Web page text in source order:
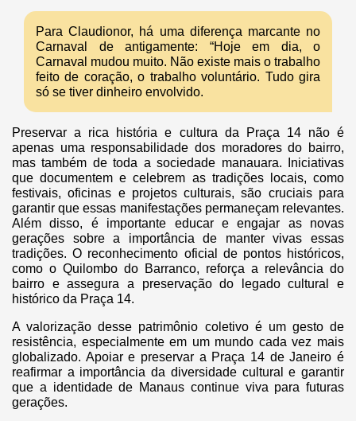
Para Claudionor, há uma diferença marcante no
Carnaval de antigamente: “Hoje em dia, o
Carnaval mudou muito. Não existe mais o trabalho
feito de coração, o trabalho voluntário. Tudo gira
só se tiver dinheiro envolvido.
Preservar a rica história e cultura da Praça 14 não é
apenas uma responsabilidade dos moradores do bairro,
mas também de toda a sociedade manauara. Iniciativas
que documentem e celebrem as tradições locais, como
festivais, oficinas e projetos culturais, são cruciais para
garantir que essas manifestações permaneçam relevantes.
Além disso, é importante educar e engajar as novas
gerações sobre a importância de manter vivas essas
tradições. O reconhecimento oficial de pontos históricos,
como o Quilombo do Barranco, reforça a relevância do
bairro e assegura a preservação do legado cultural e
histórico da Praça 14.
A valorização desse patrimônio coletivo é um gesto de
resistência, especialmente em um mundo cada vez mais
globalizado. Apoiar e preservar a Praça 14 de Janeiro é
reafirmar a importância da diversidade cultural e garantir
que a identidade de Manaus continue viva para futuras
gerações.